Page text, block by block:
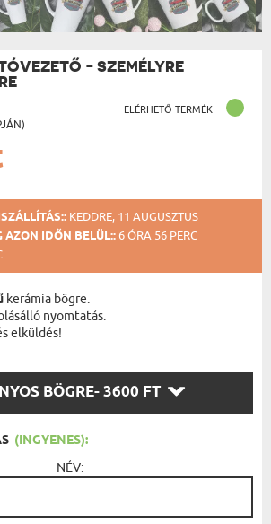
- SZEMÉLYRE
ELÉRHETŐ TERMÉK
KEDDRE, 11 AUGUSZTUS
AZON IDŐN BELÜL:: 6 ÓRA 56 PERC
kerámia bögre.
nyomtatás.
elküldés!
BÖGRE- 3600 FT
(INGYENES):
NÉV: